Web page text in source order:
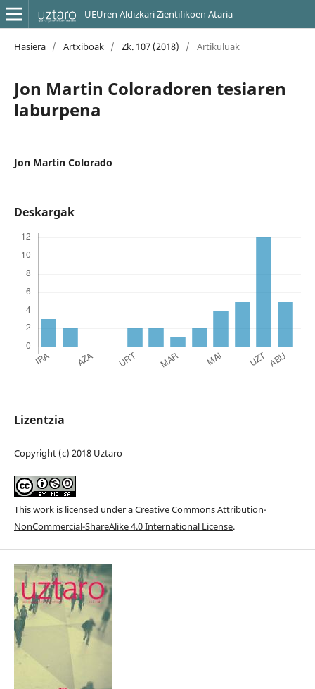
UEUren Aldizkari Zientifikoen Ataria
Hasiera / Artxiboak / Zk. 107 (2018) / Artikuluak
Jon Martin Coloradoren tesiaren
laburpena
Jon Martin Colorado
Deskargak
Lizentzia
Copyright (c) 2018 Uztaro
This work is licensed under aCreative Commons Attribution-
NonCommercial-ShareAlike 4.0 International License.